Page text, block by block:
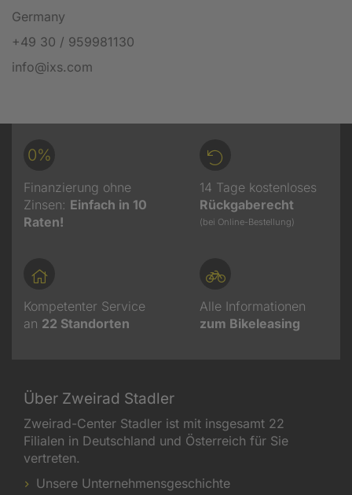
Germany
+49 30 / 959981130
info@ixs.com
0%
Finanzierung ohne
Zinsen: Einfach in 10
Raten!
14 Tage kostenloses
Rückgaberecht
(bei Online-Bestellung)
Kompetenter Service
an 22 Standorten
Alle Informationen
zum Bikeleasing
Über Zweirad Stadler
Zweirad-Center Stadler ist mit insgesamt 22
Filialen in Deutschland und Österreich für Sie
vertreten.
Unsere Unternehmensgeschichte